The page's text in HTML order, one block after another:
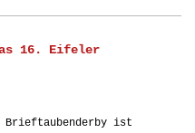
16. Eifeler
ist